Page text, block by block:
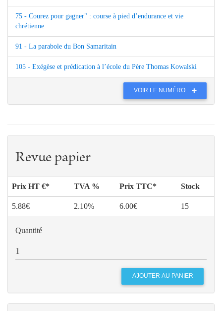
75 - Courez pour gagner" : course à pied d’endurance et vie
chrétienne
91 - La parabole du Bon Samaritain
105 - Exégèse et prédication à l’école du Père Thomas Kowalski
VOIR LE NUMÉRO
Revue papier
Prix HT €* TVA % Prix TTC* Stock
5.88€ 2.10% 6.00€ 15
Quantité